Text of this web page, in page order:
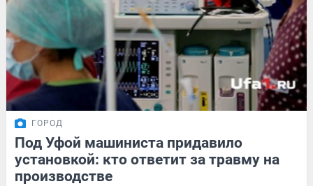
ГОРОД
Под Уфой машиниста придавило
установкой: кто ответит за травму на
производстве